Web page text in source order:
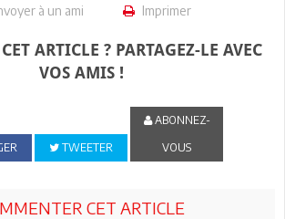
à un ami Imprimer
ARTICLE ? PARTAGEZ-LE AVEC
VOS AMIS !
TWEETER
ABONNEZ-
VOUS
CET ARTICLE